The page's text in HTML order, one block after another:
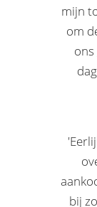
mijn
om
ons
bij